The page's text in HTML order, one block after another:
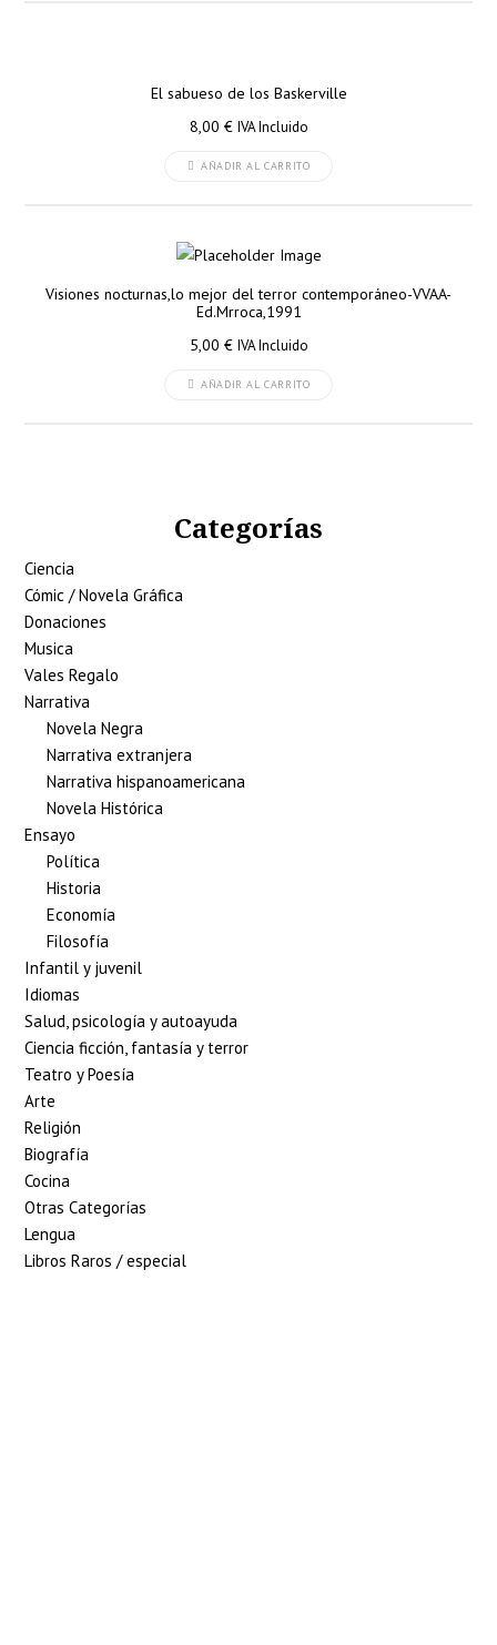
El sabueso de los Baskerville
8,00 € IVA Incluido
AÑADIR AL CARRITO
Visiones nocturnas,lo mejor del terror contemporáneo-VVAA-
Ed.Mrroca,1991
5,00 € IVA Incluido
AÑADIR AL CARRITO
Categorías
Ciencia
Cómic / Novela Gráfica
Donaciones
Musica
Vales Regalo
Narrativa
Novela Negra
Narrativa extranjera
Narrativa hispanoamericana
Novela Histórica
Ensayo
Política
Historia
Economía
Filosofía
Infantil y juvenil
Idiomas
Salud, psicología y autoayuda
Ciencia ficción, fantasía y terror
Teatro y Poesía
Arte
Religión
Biografía
Cocina
Otras Categorías
Lengua
Libros Raros / especial